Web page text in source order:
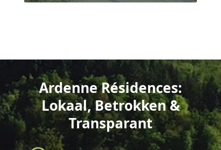
Ardenne Résidences:
Lokaal, Betrokken &
Transparant